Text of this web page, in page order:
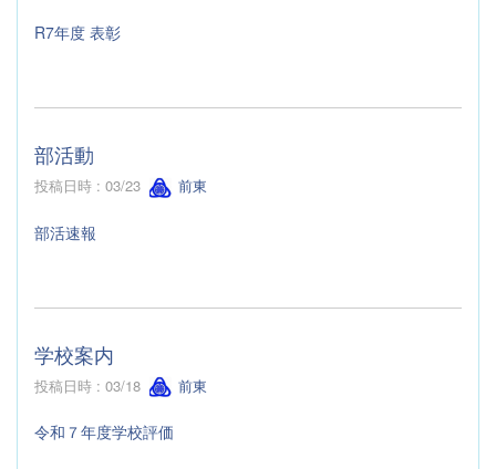
R7年度 表彰
部活動
投稿日時 : 03/23 前東
部活速報
学校案内
投稿日時 : 03/18 前東
令和７年度学校評価